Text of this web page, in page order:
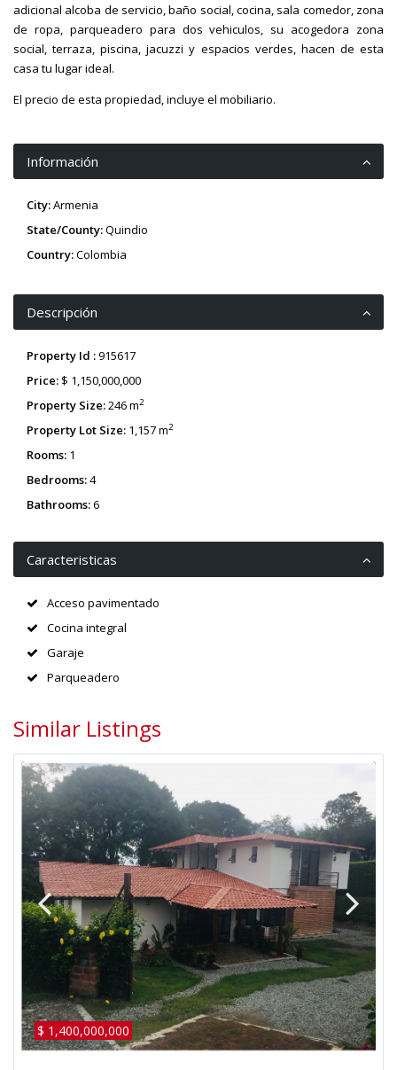
adicional alcoba de servicio, baño social, cocina, sala comedor, zona
de ropa, parqueadero para dos vehiculos, su acogedora zona
social, terraza, piscina, jacuzzi y espacios verdes, hacen de esta
casa tu lugar ideal.
El precio de esta propiedad, incluye el mobiliario.
Información
City:Armenia
State/County:Quindio
Country:Colombia
Descripción
Property Id :915617
Price: $ 1,150,000,000
Property Size:246 m2
Property Lot Size: 1,157 m2
Rooms: 1
Bedrooms:4
Bathrooms:6
Caracteristicas
Acceso pavimentado
Cocina integral
Garaje
Parqueadero
Similar Listings
$ 1,400,000,000